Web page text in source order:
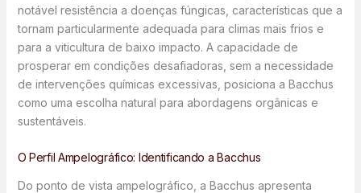
notável resistência a doenças fúngicas, características que a
tornam particularmente adequada para climas mais frios e
para a viticultura de baixo impacto. A capacidade de
prosperar em condições desafiadoras, sem a necessidade
de intervenções químicas excessivas, posiciona a Bacchus
como uma escolha natural para abordagens orgânicas e
sustentáveis.
O Perfil Ampelográfico: Identificando a Bacchus
Do ponto de vista ampelográfico, a Bacchus apresenta